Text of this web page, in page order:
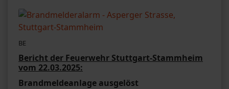
BE
Bericht der Feuerwehr Stuttgart-Stammheim
vom 22.03.2025:
Brandmeldeanlage ausgelöst